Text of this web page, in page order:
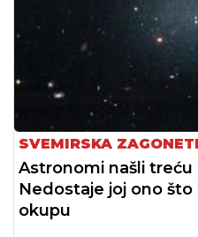
SVEMIRSKA
Astronomi našli
Nedostaje joj ono
okupu